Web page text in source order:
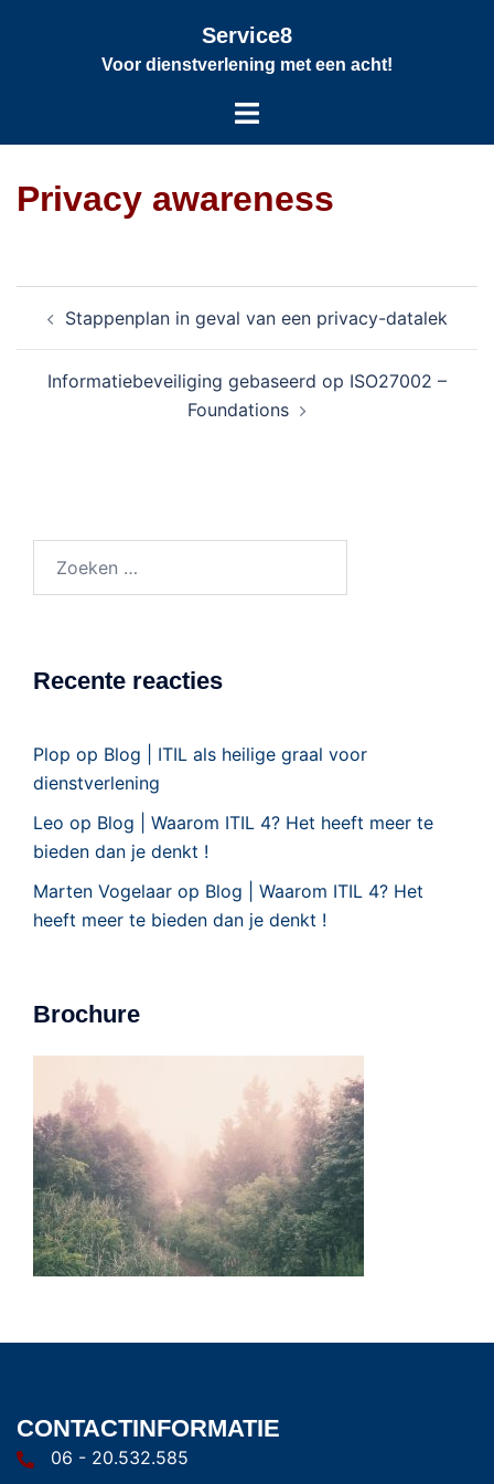
Service8
Voor dienstverlening met een acht!
Privacy awareness
Stappenplan in geval van een privacy-datalek
Informatiebeveiliging gebaseerd op ISO27002 –
Foundations
Recente reacties
Plop op Blog | ITIL als heilige graal voor
dienstverlening
Leo op Blog | Waarom ITIL 4? Het heeft meer te
bieden dan je denkt !
Marten Vogelaar op Blog | Waarom ITIL 4? Het
heeft meer te bieden dan je denkt !
Brochure
CONTACTINFORMATIE
06 - 20.532.585